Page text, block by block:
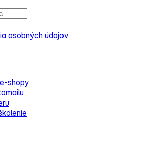
osobných údajov